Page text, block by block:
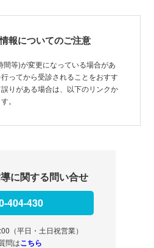
報についてのご注意
等)が変更になっている場合があ
ってから受診されることをおすす
りがある場合は、以下のリンクか
。
に関する問い合せ
404-430
（平日・土日祝営業）
問はこちら